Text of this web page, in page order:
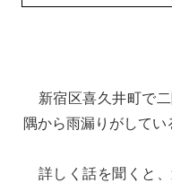
新宿区喜久井町で
隅から雨漏りがしてい
詳しく話を聞くと、